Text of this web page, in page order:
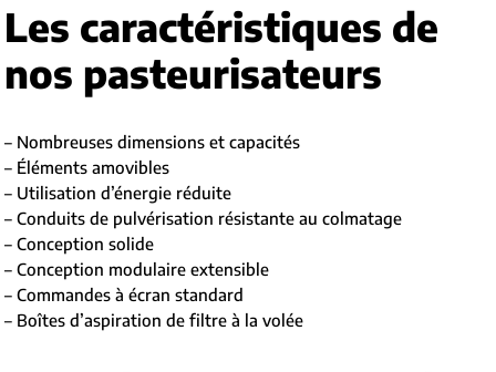
Les caractéristiques de
nos pasteurisateurs
– Nombreuses dimensions et capacités
– Éléments amovibles
– Utilisation d’énergie réduite
– Conduits de pulvérisation résistante au colmatage
– Conception solide
– Conception modulaire extensible
– Commandes à écran standard
– Boîtes d’aspiration de filtre à la volée